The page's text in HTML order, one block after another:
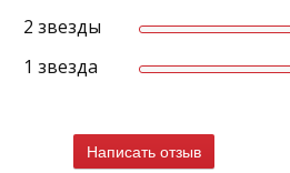
2 звезды
1 звезда
Написать отзыв